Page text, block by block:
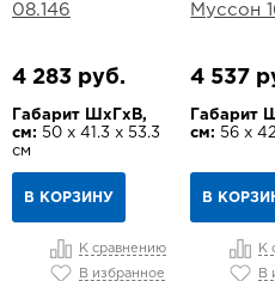
08.146
4 283 руб.
Габарит ШхГхВ,
см: 50 х 41.3 х 53.3
см
В КОРЗИНУ
К сравнению
В избранное
Муссон
4 537
Габарит
см: 56 х
В
К
В